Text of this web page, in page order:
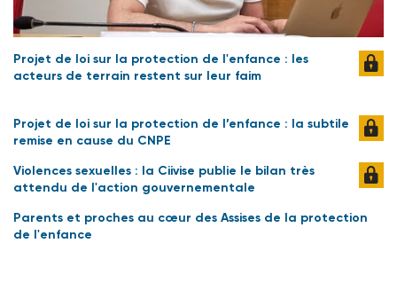
Projet de loi sur la protection de l'enfance : les
acteurs de terrain restent sur leur faim
Projet de loi sur la protection de l’enfance : la subtile
remise en cause du CNPE
Violences sexuelles : la Ciivise publie le bilan très
attendu de l'action gouvernementale
Parents et proches au cœur des Assises de la protection
de l'enfance